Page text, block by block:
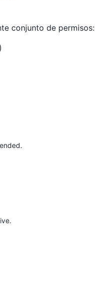
conjunto de permisos: